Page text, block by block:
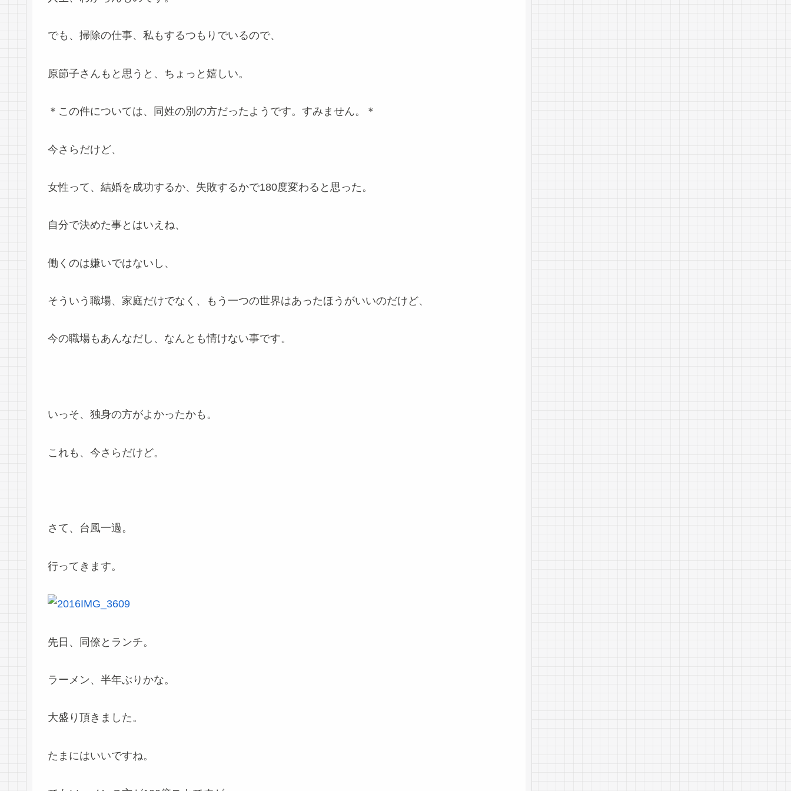
でも、掃除の仕事、私もするつもりでいるので、
原節子さんもと思うと、ちょっと嬉しい。
＊この件については、同姓の別の方だったようです。すみません。＊
今さらだけど、
女性って、結婚を成功するか、失敗するかで180度変わると思った。
自分で決めた事とはいえね、
働くのは嫌いではないし、
そういう職場、家庭だけでなく、もう一つの世界はあったほうがいいのだけど、
今の職場もあんなだし、なんとも情けない事です。
いっそ、独身の方がよかったかも。
これも、今さらだけど。
さて、台風一過。
行ってきます。
先日、同僚とランチ。
ラーメン、半年ぶりかな。
大盛り頂きました。
たまにはいいですね。